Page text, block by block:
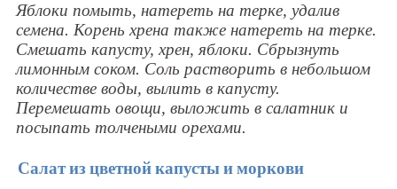
Яблоки помыть, натереть на терке, удалив
семена. Корень хрена также натереть на терке.
Смешать капусту, хрен, яблоки. Сбрызнуть
лимонным соком. Соль растворить в небольшом
количестве воды, вылить в капусту.
Перемешать овощи, выложить в салатник и
посыпать толчеными орехами.
Салат из цветной капусты и моркови